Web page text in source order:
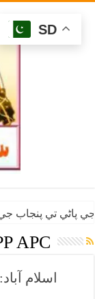
پاڻي تي پنجاب
APC
اسلام
SD